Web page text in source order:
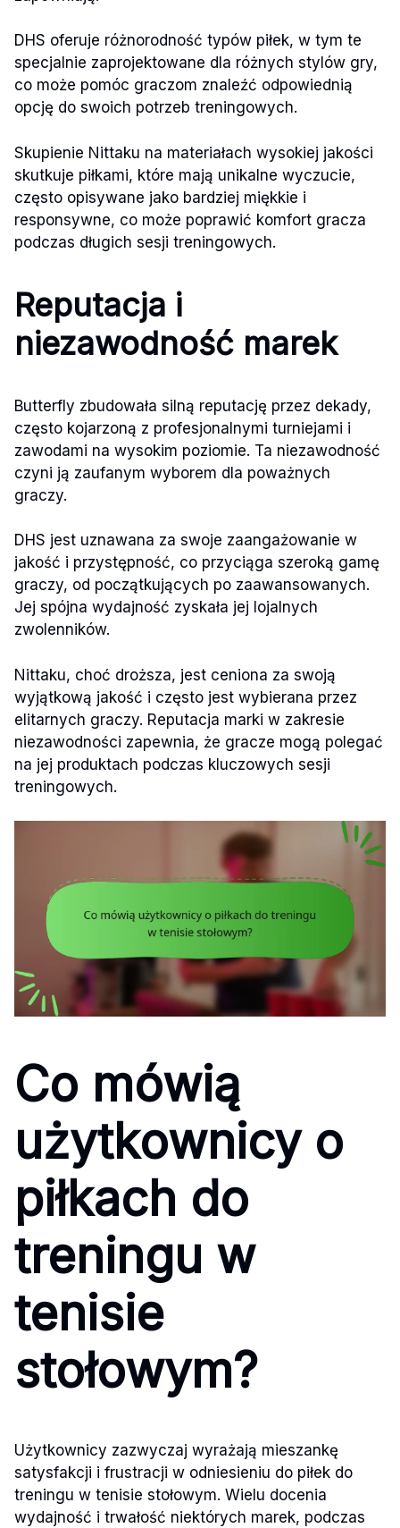
DHS oferuje różnorodność typów piłek, w tym te
specjalnie zaprojektowane dla różnych stylów gry,
co może pomóc graczom znaleźć odpowiednią
opcję do swoich potrzeb treningowych.
Skupienie Nittaku na materiałach wysokiej jakości
skutkuje piłkami, które mają unikalne wyczucie,
często opisywane jako bardziej miękkie i
responsywne, co może poprawić komfort gracza
podczas długich sesji treningowych.
Reputacja i
niezawodność marek
Butterfly zbudowała silną reputację przez dekady,
często kojarzoną z profesjonalnymi turniejami i
zawodami na wysokim poziomie. Ta niezawodność
czyni ją zaufanym wyborem dla poważnych
graczy.
DHS jest uznawana za swoje zaangażowanie w
jakość i przystępność, co przyciąga szeroką gamę
graczy, od początkujących po zaawansowanych.
Jej spójna wydajność zyskała jej lojalnych
zwolenników.
Nittaku, choć droższa, jest ceniona za swoją
wyjątkową jakość i często jest wybierana przez
elitarnych graczy. Reputacja marki w zakresie
niezawodności zapewnia, że gracze mogą polegać
na jej produktach podczas kluczowych sesji
treningowych.
Co mówią
użytkownicy o
piłkach do
treningu w
tenisie
stołowym?
Użytkownicy zazwyczaj wyrażają mieszankę
satysfakcji i frustracji w odniesieniu do piłek do
treningu w tenisie stołowym. Wielu docenia
wydajność i trwałość niektórych marek, podczas